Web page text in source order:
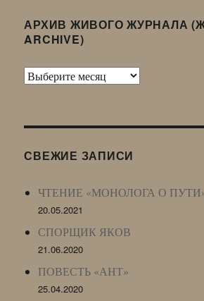
АРХИВ ЖИВОГО ЖУРНАЛА
ARCHIVE)
Архив
LJ
СВЕЖИЕ ЗАПИСИ
ЧТЕНИЕ «МОНОЛОГА О
20.05.2021
СПОРЩИК ЯКОВ
21.06.2020
ПОВЕСТЬ «АНТ»
25.04.2020